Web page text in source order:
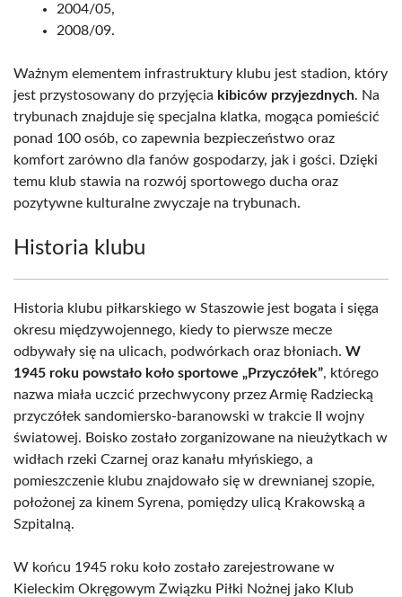
2004/05,
2008/09.
Ważnym elementem infrastruktury klubu jest stadion, który
jest przystosowany do przyjęcia kibiców przyjezdnych. Na
trybunach znajduje się specjalna klatka, mogąca pomieścić
ponad 100 osób, co zapewnia bezpieczeństwo oraz
komfort zarówno dla fanów gospodarzy, jak i gości. Dzięki
temu klub stawia na rozwój sportowego ducha oraz
pozytywne kulturalne zwyczaje na trybunach.
Historia klubu
Historia klubu piłkarskiego w Staszowie jest bogata i sięga
okresu międzywojennego, kiedy to pierwsze mecze
odbywały się na ulicach, podwórkach oraz błoniach. W
1945 roku powstało koło sportowe „Przyczółek”, którego
nazwa miała uczcić przechwycony przez Armię Radziecką
przyczółek sandomiersko-baranowski w trakcie II wojny
światowej. Boisko zostało zorganizowane na nieużytkach w
widłach rzeki Czarnej oraz kanału młyńskiego, a
pomieszczenie klubu znajdowało się w drewnianej szopie,
położonej za kinem Syrena, pomiędzy ulicą Krakowską a
Szpitalną.
W końcu 1945 roku koło zostało zarejestrowane w
Kieleckim Okręgowym Związku Piłki Nożnej jako Klub